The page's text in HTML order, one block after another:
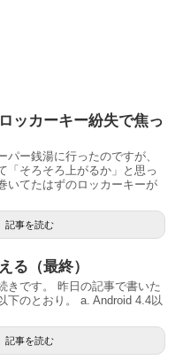
ッカーキー紛失で焦っ
パー銭湯に行ったのですが、
「そろそろ上がるか」と思っ
いてたはずのロッカーキーが
記事を読む
る（最終）
きです。 昨日の記事で書いた
下のとおり。 a. Android 4.4以
記事を読む